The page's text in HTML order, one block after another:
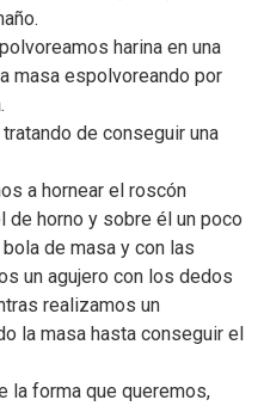
harina en una
masa espolvoreando por
de conseguir una
a hornear el roscón
horno y sobre él un poco
de masa y con las
un agujero con los dedos
realizamos un
la masa hasta conseguir el
la forma que queremos,